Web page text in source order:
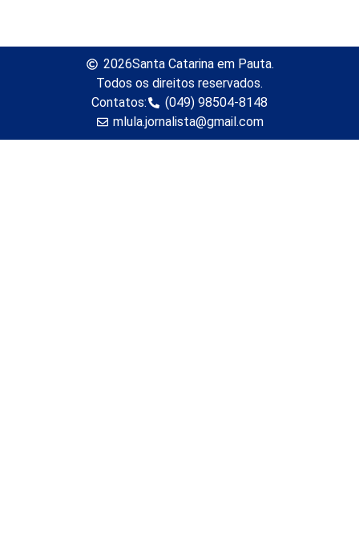
2026Santa Catarina em Pauta.
Todos os direitos reservados.
Contatos:
(049) 98504-8148
mlula.jornalista@gmail.com